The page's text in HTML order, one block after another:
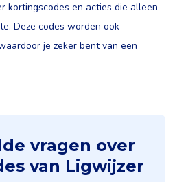
kortingscodes en acties die alleen
Deze codes worden ook
je zeker bent van een
vragen over
van Ligwijzer